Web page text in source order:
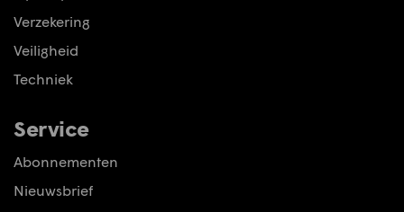
Verzekering
Veiligheid
Techniek
Service
Abonnementen
Nieuwsbrief